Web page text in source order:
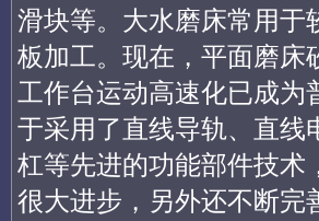
滑块等。大水磨床常用于
板加工。现在，平面磨床
工作台运动高速化已成为
于采用了直线导轨、直线
杠等先进的功能部件技术
很大进步，另外还不断完